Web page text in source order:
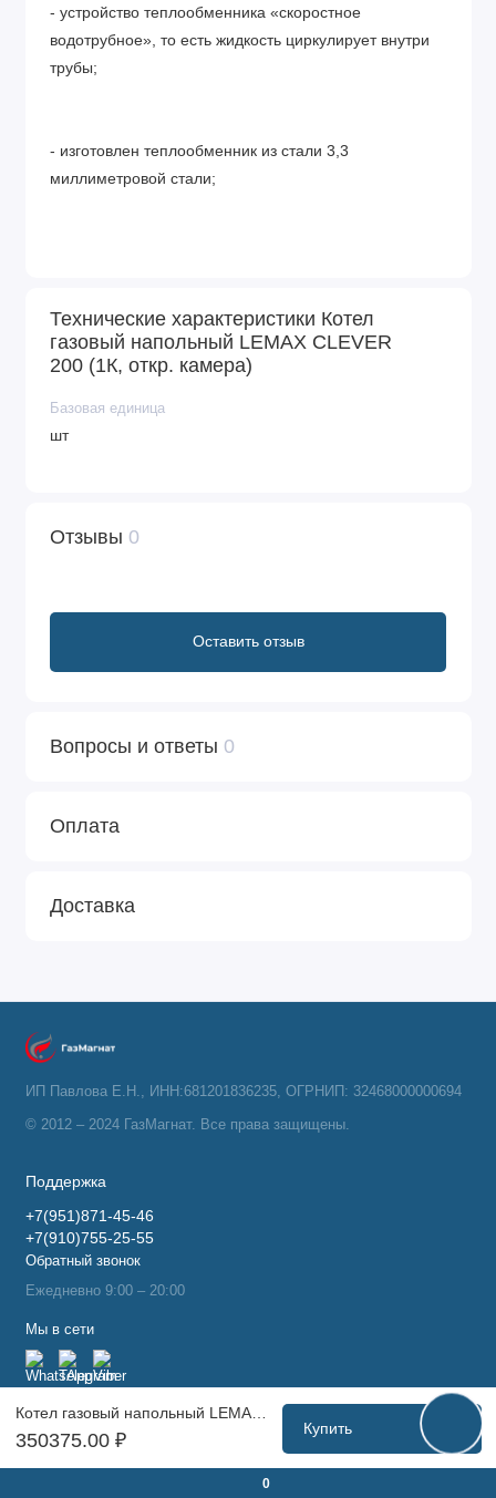
0
Котел газовый напольный LEMAX CLEVER 200 (1К, откр. камера)
350375.00 ₽
Купить
- устройство теплообменника «скоростное
водотрубное», то есть жидкость циркулирует внутри
трубы;
- изготовлен теплообменник из стали 3,3
миллиметровой стали;
система безопасности и инжекционная горелка;
- качественная антикоррозийная эмаль выдерживает
на различные части системы отопления, позволяя
светси к минимуму потребление газа;
минимальном отношении объема воды в котле к
электроэнергии.
Технические характеристики Котел
газовый напольный LEMAX CLEVER
200 (1К, откр. камера)
Базовая единица
шт
Отзывы 0
Оставить отзыв
Вопросы и ответы 0
Оплата
Доставка
ИП Павлова Е.Н., ИНН:681201836235, ОГРНИП: 32468000000694
© 2012 – 2024 ГазМагнат. Все права защищены.
Поддержка
+7(951)871-45-46
+7(910)755-25-55
Обратный звонок
Ежедневно 9:00 – 20:00
Мы в сети